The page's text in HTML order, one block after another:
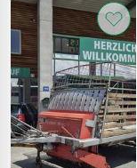
Catégorie 4
CHEMIN
ACTUEL
matériel
agricole
Materiels
Réinitialiser